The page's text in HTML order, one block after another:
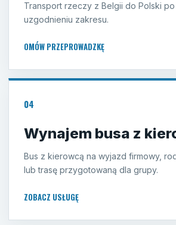
Transport rzeczy z Belgii do Polski
uzgodnieniu zakresu.
OMÓW PRZEPROWADZKĘ
04
Wynajem busa z
Bus z kierowcą na wyjazd firmowy,
lub trasę przygotowaną dla grupy.
ZOBACZ USŁUGĘ